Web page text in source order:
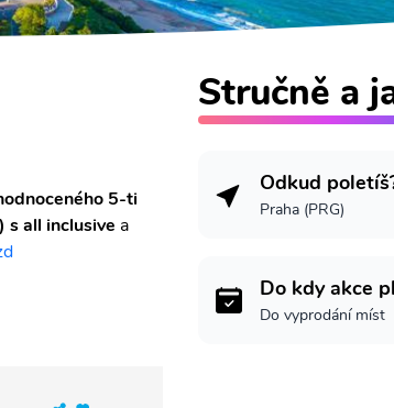
5-ti
s all inclusive a
Stručně a
Odkud
Praha (PRG)
Do kdy akce
Do vyprodání míst